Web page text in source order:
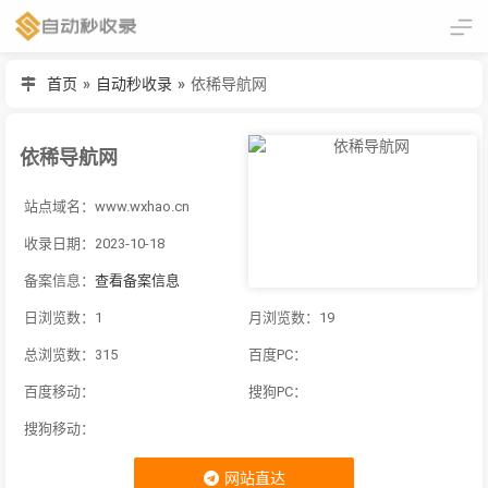
首页 » 自动秒收录 » 依稀导航网
依稀导航网
站点域名：www.wxhao.cn
收录日期：2023-10-18
备案信息： 查看备案信息
日浏览数：1 月浏览数：19
总浏览数：315 百度PC：
百度移动： 搜狗PC：
搜狗移动：
网站直达